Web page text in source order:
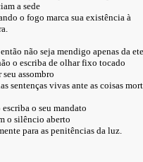
a sede
o fogo marca sua existência à
não seja mendigo apenas da
o escriba de olhar fixo tocado
seu assombro
sentenças vivas ante as coisas
o seu mandato
o silêncio aberto
para as penitências da luz.